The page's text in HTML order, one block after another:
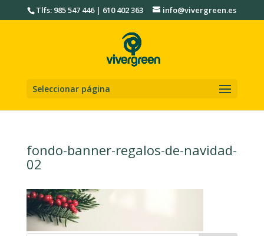
Tlfs: 985 547 446 | 610 402 363 info@vivergreen.es
Seleccionar página
fondo-banner-regalos-de-navidad-
02